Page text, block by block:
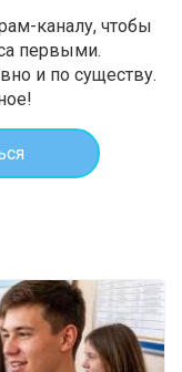
каналу, чтобы
первыми.
и по существу.